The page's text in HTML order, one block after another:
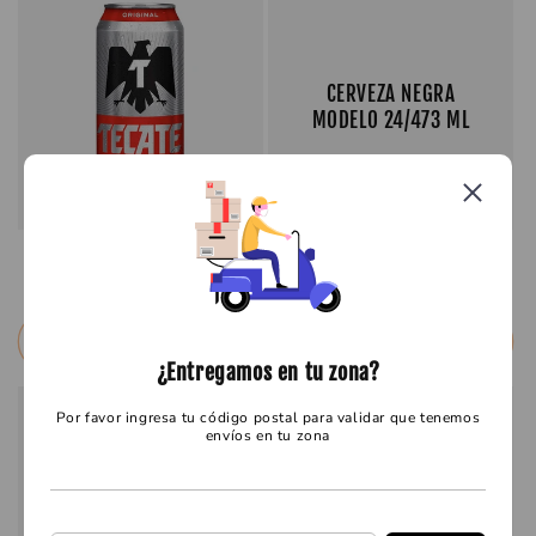
CERVEZA TKT LATA 24/473M
CERVEZA NEGRA
MODELO 24/473 ML
habitual
CERVEZA NEGRA
¿Entregamos en tu zona?
Por favor ingresa tu código postal para validar que tenemos
envíos en tu zona